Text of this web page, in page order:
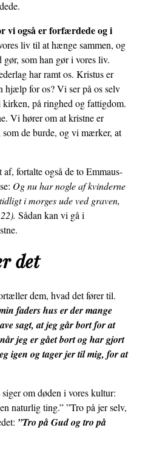
vi også er forfærdede og i
liv til at hænge sammen, og
som han gør i vores liv.
har ramt os. Kristus er
hjælp for os? Vi ser på os selv
på ringhed og fattigdom.
Vi hører om at kristne er
de burde, og vi mærker, at
fortalte også de to Emmaus-
Og nu har nogle af kvinderne
i morges ude ved graven,
Sådan kan vi gå i
det
dem, hvad det fører til.
faders hus er der mange
sagt, at jeg går bort for at
jeg er gået bort og har gjort
igen og tager jer til mig, for at
om døden i vores kultur:
naturlig ting.” ”Tro på jer selv,
”Tro på Gud og tro på